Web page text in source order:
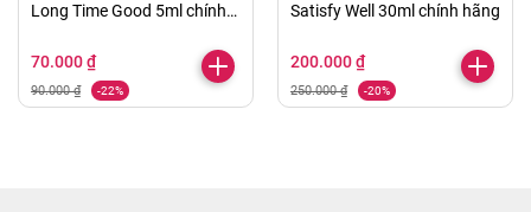
Long Time Good 5ml chính
70.000 ₫
90.000 ₫ -22%
Satisfy Well 30ml chính hãng
200.000 ₫
250.000 ₫ -20%